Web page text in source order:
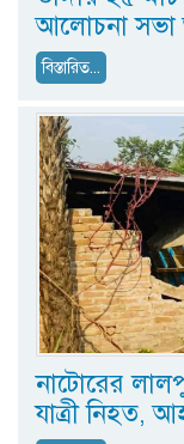
আলোচনা সভা
বিস্তারিত...
নাটোরের
যাত্রী নিহত,